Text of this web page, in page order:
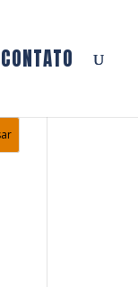
CONTATO